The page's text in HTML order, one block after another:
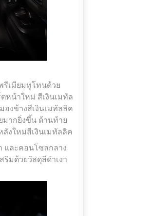
เมียมทูโทนด้วย
หน้าใหม่ สีเงินเมทัล
องข้างสีเงินเมทัลลิค
มากยิ่งขึ้น ด้านท้าย
งใหม่สีเงินเมทัลลิค
และคอนโซลกลาง
ริมด้วยวัสดุสีดำเงา